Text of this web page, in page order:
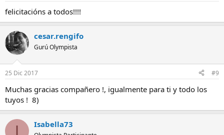
felicitacións a todos!!!!
cesar.rengifo
Gurú Olympista
25 Dic 2017 #9
Muchas gracias compañero !, igualmente para ti y todo los
tuyos ! 8)
I Isabella73